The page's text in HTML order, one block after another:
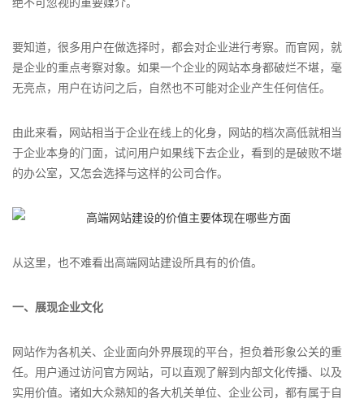
要知道，很多用户在做选择时，都会对企业进行考察。而官网，就
是企业的重点考察对象。如果一个企业的网站本身都破烂不堪，毫
无亮点，用户在访问之后，自然也不可能对企业产生任何信任。
由此来看，网站相当于企业在线上的化身，网站的档次高低就相当
于企业本身的门面，试问用户如果线下去企业，看到的是破败不堪
的办公室，又怎会选择与这样的公司合作。
从这里，也不难看出高端网站建设所具有的价值。
一、展现企业文化
网站作为各机关、企业面向外界展现的平台，担负着形象公关的重
任。用户通过访问官方网站，可以直观了解到内部文化传播、以及
实用价值。诸如大众熟知的各大机关单位、企业公司，都有属于自